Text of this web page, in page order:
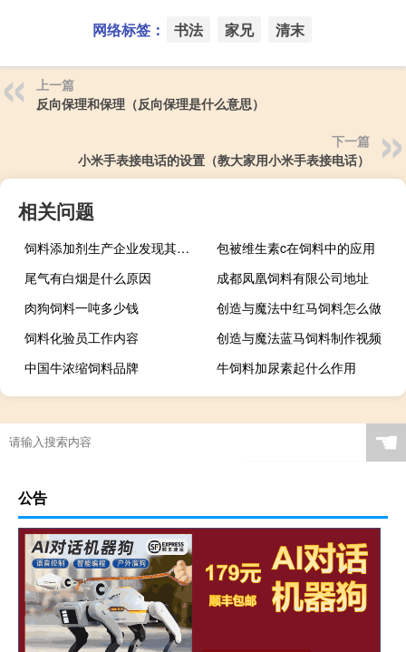
网络标签： 书法 家兄 清末
上一篇
反向保理和保理（反向保理是什么意思）
下一篇
小米手表接电话的设置（教大家用小米手表接电话）
相关问题
饲料添加剂生产企业发现其生产的饲料
包被维生素c在饲料中的应用
尾气有白烟是什么原因
成都凤凰饲料有限公司地址
肉狗饲料一吨多少钱
创造与魔法中红马饲料怎么做
饲料化验员工作内容
创造与魔法蓝马饲料制作视频
中国牛浓缩饲料品牌
牛饲料加尿素起什么作用
☚
公告